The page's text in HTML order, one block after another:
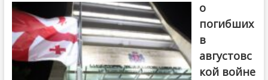
о
погибших
в
августовс
кой войне